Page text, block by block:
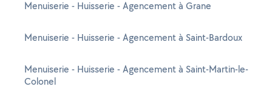
Menuiserie - Huisserie - Agencement à Grane
Menuiserie - Huisserie - Agencement à Saint-Bardoux
Menuiserie - Huisserie - Agencement à Saint-Martin-le-
Colonel